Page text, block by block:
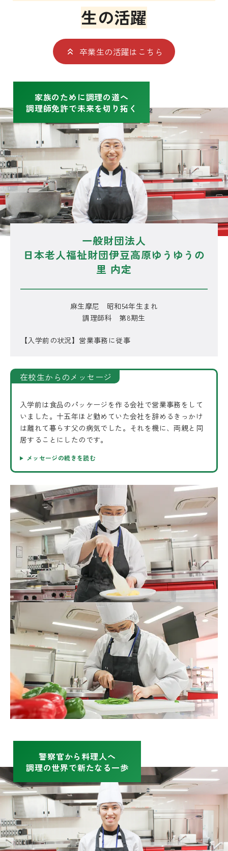
生の活躍
卒業生の活躍はこちら
家族のために調理の道へ
調理師免許で未来を切り拓く
一般財団法人
日本老人福祉財団伊豆高原ゆうゆうの
里 内定
麻生摩尼 昭和54年生まれ
調理師科 第8期生
【入学前の状況】営業事務に従事
在校生からのメッセージ
入学前は食品のパッケージを作る会社で営業事務をして
いました。十五年ほど勤めていた会社を辞めるきっかけ
は離れて暮らす父の病気でした。それを機に、両親と同
居することにしたのです。
メッセージの続きを読む
警察官から料理人へ
調理の世界で新たなる一歩